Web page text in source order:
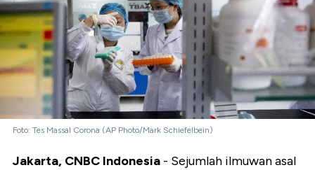
Foto: Tes Massal Corona (AP Photo/Mark Schiefelbein)
Jakarta, CNBC Indonesia - Sejumlah ilmuwan asal